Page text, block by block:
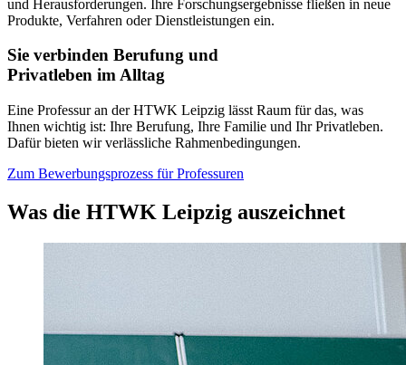
und Herausforderungen. Ihre Forschungsergebnisse fließen in neue
Produkte, Verfahren oder Dienstleistungen ein.
Sie verbinden Berufung und
Privatleben im Alltag
Eine Professur an der HTWK Leipzig lässt Raum für das, was
Ihnen wichtig ist: Ihre Berufung, Ihre Familie und Ihr Privatleben.
Dafür bieten wir verlässliche Rahmenbedingungen.
Zum Bewerbungsprozess für Professuren
Was die HTWK Leipzig auszeichnet